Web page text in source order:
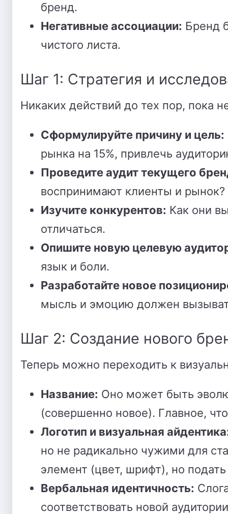
бренд.
Негативные ассоциации: Бренд
чистого листа.
Шаг 1: Стратегия и
Никаких действий до тех пор, пока
Сформулируйте причину и цель:
рынка на 15%, привлечь
Проведите аудит текущего
воспринимают клиенты и
Изучите конкурентов: Как они
отличаться.
Опишите новую целевую
язык и боли.
Разработайте новое
мысль и эмоцию должен
Шаг 2: Создание нового
Теперь можно переходить к
Название: Оно может быть
(совершенно новое). Главное,
Логотип и визуальная
но не радикально чужими для
элемент (цвет, шрифт), но
Вербальная идентичность:
соответствовать новой